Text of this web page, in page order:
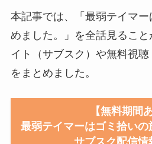
本記事では、「最弱テイマ
めました。」を全話見るこ
イト（サブスク）や無料視
をまとめました。
【無料期間
最弱テイマーはゴミ拾い
サブスク配信情